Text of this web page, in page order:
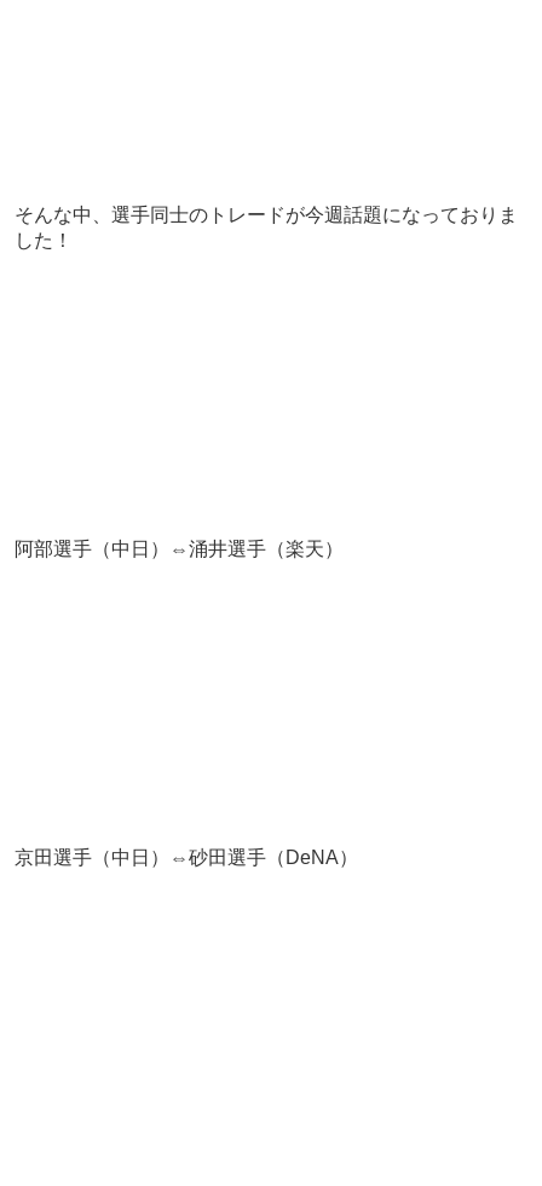
そんな中、選手同士のトレードが今週話題になっておりま
した！
阿部選手（中日）⇔涌井選手（楽天）
京田選手（中日）⇔砂田選手（DeNA）